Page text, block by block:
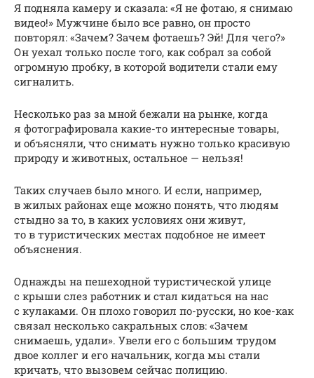
Я подняла камеру и сказала: «Я не фотаю, я снимаю
видео!» Мужчине было все равно, он просто
повторял: «Зачем? Зачем фотаешь? Эй! Для чего?»
Он уехал только после того, как собрал за собой
огромную пробку, в которой водители стали ему
сигналить.
Несколько раз за мной бежали на рынке, когда
я фотографировала какие-то интересные товары,
и объясняли, что снимать нужно только красивую
природу и животных, остальное — нельзя!
Таких случаев было много. И если, например,
в жилых районах еще можно понять, что людям
стыдно за то, в каких условиях они живут,
то в туристических местах подобное не имеет
объяснения.
Однажды на пешеходной туристической улице
с крыши слез работник и стал кидаться на нас
с кулаками. Он плохо говорил по-русски, но кое-как
связал несколько сакральных слов: «Зачем
снимаешь, удали». Увели его с большим трудом
двое коллег и его начальник, когда мы стали
кричать, что вызовем сейчас полицию.